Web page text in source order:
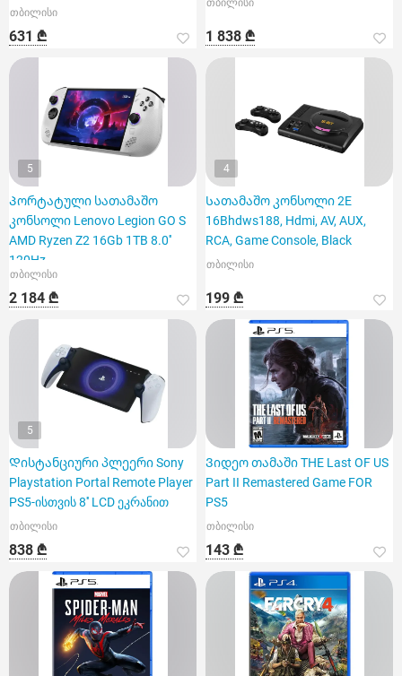
ადგილზე მიწოდებ
თბილისი
631 ₾
თბილისი
1 838 ₾
5
Პორტატული სათამაშო
კონსოლი Lenovo Legion GO S
AMD Ryzen Z2 16Gb 1TB 8.0''
120Hz
თბილისი
2 184 ₾
4
Სათამაშო კონსოლი 2E
16Bhdws188, Hdmi, AV, AUX,
RCA, Game Console, Black
თბილისი
199 ₾
5
Დისტანციური პლეერი Sony
Playstation Portal Remote Player
PS5-ისთვის 8'' LCD ეკრანით
თბილისი
838 ₾
Ვიდეო თამაში THE Last OF US
Part II Remastered Game FOR
PS5
თბილისი
143 ₾